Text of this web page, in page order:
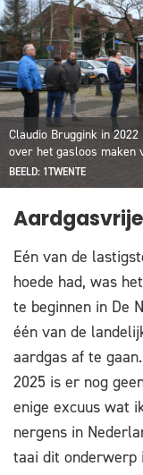
Claudio Bruggink in
over het gasloos maken
BEELD: 1TWENTE
Eén van de
hoede had, was
te beginnen in De
één van de
aardgas af te
2025 is er nog
enige excuus wat
nergens in
taai dit onderwerp